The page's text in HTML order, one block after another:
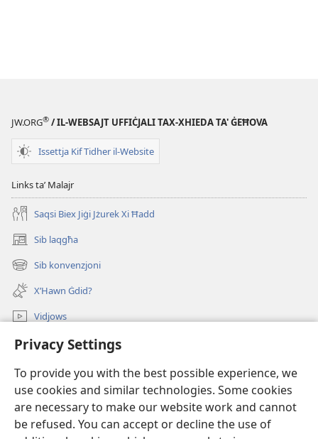
Privacy Settings
To provide you with the best possible experience, we
use cookies and similar technologies. Some cookies
are necessary to make our website work and cannot
be refused. You can accept or decline the use of
JW.ORG® / IL-WEBSAJT UFFIĊJALI TAX-XHIEDA TA' ĠEĦOVA
Issettja Kif Tidher il-Website
Links taʼ Malajr
Saqsi Biex Jiġi Jżurek Xi Ħadd
Sib laqgħa
(opens
new
window)
Sib konvenzjoni
(opens
new
window)
X’Hawn Ġdid?
Vidjows
Fittex f’JW.ORG
Donazzjonijiet
(opens
new
window)LIBRERIJA ONLAJN tat-Torri tal-Għassa
(opens